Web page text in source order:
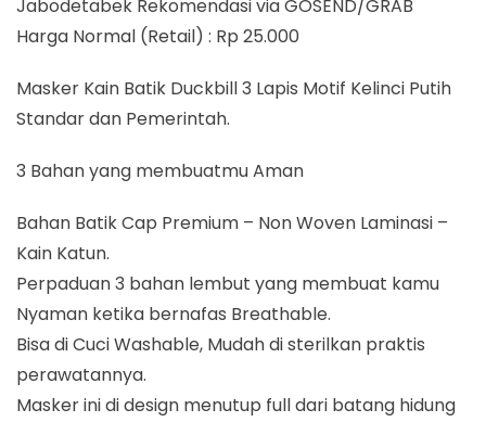
Jabodetabek Rekomendasi via GOSEND/GRAB
Harga Normal (Retail) : Rp 25.000
Masker Kain Batik Duckbill 3 Lapis Motif Kelinci Putih
Standar dan Pemerintah.
3 Bahan yang membuatmu Aman
Bahan Batik Cap Premium – Non Woven Laminasi –
Kain Katun.
Perpaduan 3 bahan lembut yang membuat kamu
Nyaman ketika bernafas Breathable.
Bisa di Cuci Washable, Mudah di sterilkan praktis
perawatannya.
Masker ini di design menutup full dari batang hidung